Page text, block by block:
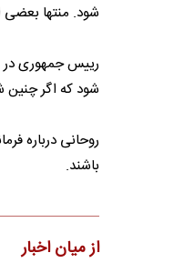
شود. منتها بعضی
رییس جمهوری در
شود که اگر چنین
روحانی درباره
باشند.
از میان اخبار